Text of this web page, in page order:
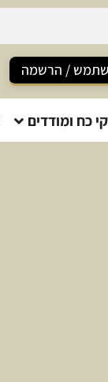
/ הרשמה
כח ומודדים